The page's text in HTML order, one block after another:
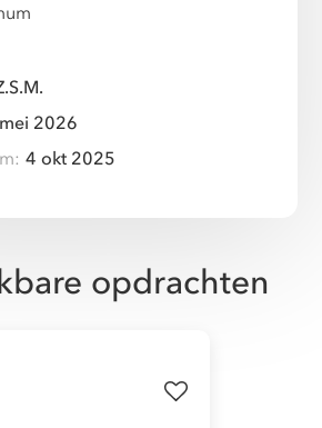
2026
4 okt 2025
opdrachten